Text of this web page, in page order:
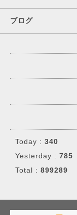
ブログ
Today : 340
Yesterday : 785
Total : 899289